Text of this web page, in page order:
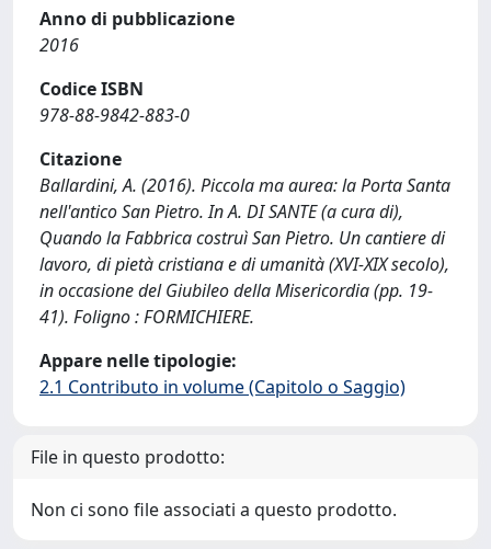
Anno di pubblicazione
2016
Codice ISBN
978-88-9842-883-0
Citazione
Ballardini, A. (2016). Piccola ma aurea: la Porta Santa
nell'antico San Pietro. In A. DI SANTE (a cura di),
Quando la Fabbrica costruì San Pietro. Un cantiere di
lavoro, di pietà cristiana e di umanità (XVI-XIX secolo),
in occasione del Giubileo della Misericordia (pp. 19-
41). Foligno : FORMICHIERE.
Appare nelle tipologie:
2.1 Contributo in volume (Capitolo o Saggio)
File in questo prodotto:
Non ci sono file associati a questo prodotto.